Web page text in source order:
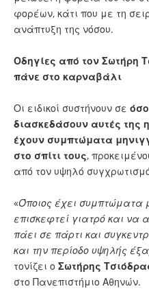
φορέων, κάτι που με τη
ανάπτυξη της νόσου.
Οδηγίες από τον Σωτήρη
πάνε στο καρναβάλι
Οι ειδικοί συστήνουν σε
διασκεδάσουν αυτές της
έχουν συμπτώματα
στο σπίτι τους,
από τον υψηλό
«Όποιος έχει συμπτώματα
επισκεφτεί γιατρό και να
πάει σε πάρτι και
και την περίοδο υψηλής
τονίζει ο Σωτήρης
στο Πανεπιστήμιο Αθηνών.